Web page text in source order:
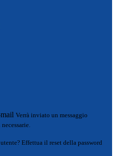
Verrà inviato un messaggio
Effettua il reset della password